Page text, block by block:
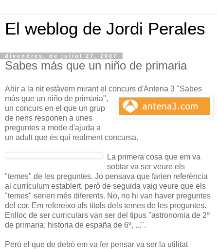
El weblog de Jordi Perales
divendres, de juliol 27, 2007
Sabes más que un niño de primaria
Ahir a la nit estàvem mirant el concurs d'Antena 3 "Sabes
más que un niño de primaria",
un concurs en el que un grup
de nens responen a unes
preguntes a mode d'ajuda a
un adult que és qui realment concursa.
La primera cosa que em va
sobtar va ser veure els
"temes" de les preguntes. Jo pensava que farien referència
al currículum establert, però de seguida vaig veure que els
"temes" serien més diferents. No, no hi van haver preguntes
del cor. Em refereixo als títols dels temes de les preguntes.
Enlloc de ser curriculars van ser del tipus "astronomia de 2º
de primaria; historia de españa de 6º, ...".
Però el que de debò em va fer pensar va ser la utilitat